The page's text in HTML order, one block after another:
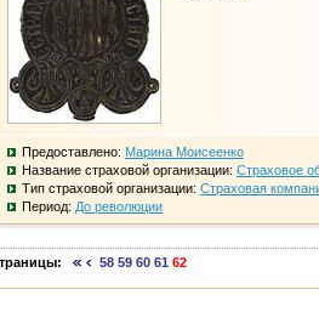
Предоставлено: Марина Моисеенко
Название страховой организации: Страховое
Тип страховой организации: Страховая
Период: До революции
58 59 60 61 62